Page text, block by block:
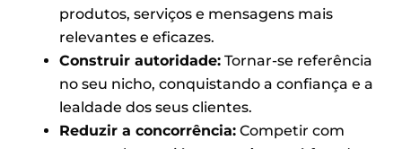
produtos, serviços e mensagens mais
relevantes e eficazes.
Construir autoridade:Tornar-se referência
no seu nicho, conquistando a confiança e a
lealdade dos seus clientes.
Reduzir a concorrência:Competir com